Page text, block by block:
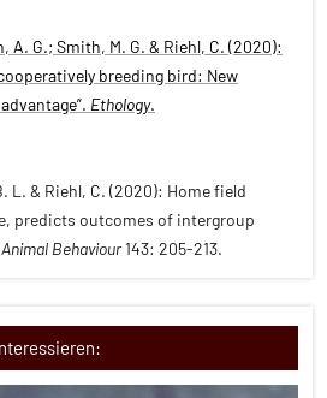
A. G.; Smith, M. G. & Riehl, C. (2020):
breeding bird: New
Ethology.
L. & Riehl, C. (2020): Home field
predicts outcomes of intergroup
Animal Behaviour143: 205-213.